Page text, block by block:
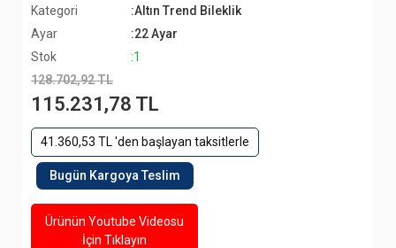
Kategori
:Altın Trend Bileklik
Ayar
:22 Ayar
Stok
:1
128.702,92 TL
115.231,78 TL
41.360,53 TL 'den başlayan taksitlerle
Bugün Kargoya Teslim
Ürünün Youtube Videosu
İçin Tıklayın